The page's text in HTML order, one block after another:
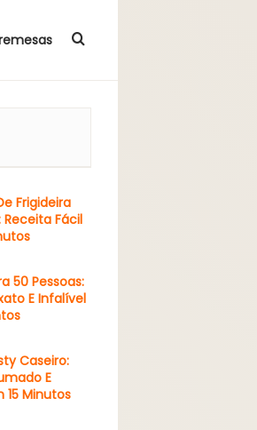
Procurar por
Frigideira
Fácil
50 Pessoas:
E Infalível
Caseiro:
E
15 Minutos